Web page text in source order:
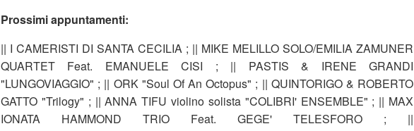
Prossimi appuntamenti:
|| I CAMERISTI DI SANTA CECILIA ; || MIKE MELILLO SOLO/EMILIA ZAMUNER
QUARTET Feat. EMANUELE CISI ; || PASTIS & IRENE GRANDI
"LUNGOVIAGGIO" ; || ORK "Soul Of An Octopus" ; || QUINTORIGO & ROBERTO
GATTO "Trilogy" ; || ANNA TIFU violino solista "COLIBRI' ENSEMBLE" ; || MAX
IONATA HAMMOND TRIO Feat. GEGE' TELESFORO ; ||